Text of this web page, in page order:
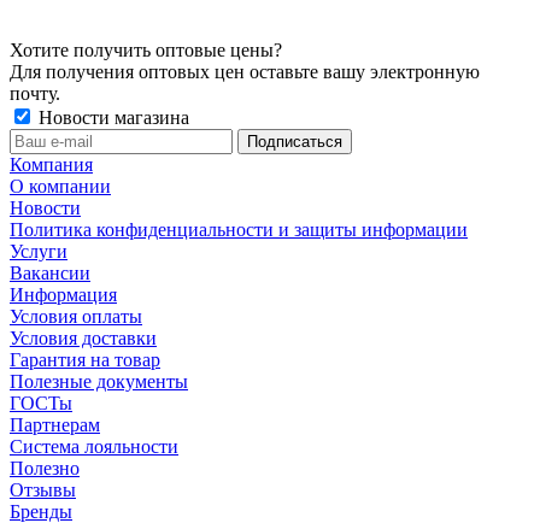
Хотите получить оптовые цены?
Для получения оптовых цен оставьте вашу электронную
почту.
Новости магазина
Компания
О компании
Новости
Политика конфиденциальности и защиты информации
Услуги
Вакансии
Информация
Условия оплаты
Условия доставки
Гарантия на товар
Полезные документы
ГОСТы
Партнерам
Система лояльности
Полезно
Отзывы
Бренды